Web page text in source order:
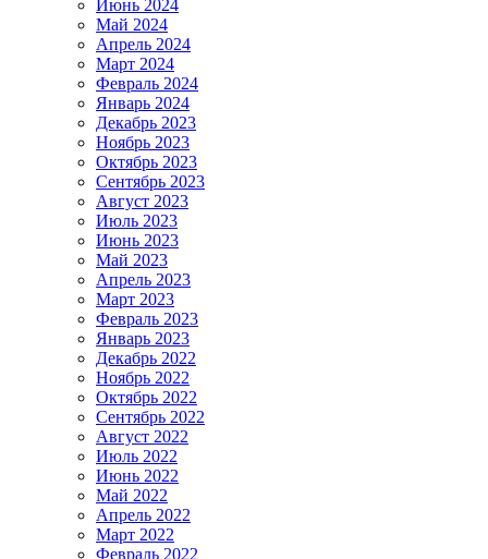
Июнь 2024
Май 2024
Апрель 2024
Март 2024
Февраль 2024
Январь 2024
Декабрь 2023
Ноябрь 2023
Октябрь 2023
Сентябрь 2023
Август 2023
Июль 2023
Июнь 2023
Май 2023
Апрель 2023
Март 2023
Февраль 2023
Январь 2023
Декабрь 2022
Ноябрь 2022
Октябрь 2022
Сентябрь 2022
Август 2022
Июль 2022
Июнь 2022
Май 2022
Апрель 2022
Март 2022
Февраль 2022